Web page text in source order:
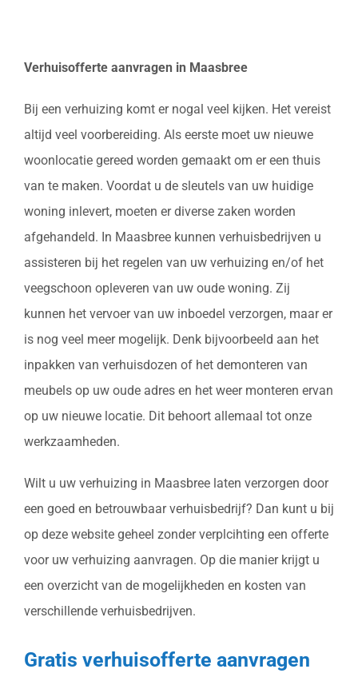
Verhuisofferte aanvragen in Maasbree
Bij een verhuizing komt er nogal veel kijken. Het vereist
altijd veel voorbereiding. Als eerste moet uw nieuwe
woonlocatie gereed worden gemaakt om er een thuis
van te maken. Voordat u de sleutels van uw huidige
woning inlevert, moeten er diverse zaken worden
afgehandeld. In Maasbree kunnen verhuisbedrijven u
assisteren bij het regelen van uw verhuizing en/of het
veegschoon opleveren van uw oude woning. Zij
kunnen het vervoer van uw inboedel verzorgen, maar er
is nog veel meer mogelijk. Denk bijvoorbeeld aan het
inpakken van verhuisdozen of het demonteren van
meubels op uw oude adres en het weer monteren ervan
op uw nieuwe locatie. Dit behoort allemaal tot onze
werkzaamheden.
Wilt u uw verhuizing in Maasbree laten verzorgen door
een goed en betrouwbaar verhuisbedrijf? Dan kunt u bij
op deze website geheel zonder verplcihting een offerte
voor uw verhuizing aanvragen. Op die manier krijgt u
een overzicht van de mogelijkheden en kosten van
verschillende verhuisbedrijven.
Gratis verhuisofferte aanvragen